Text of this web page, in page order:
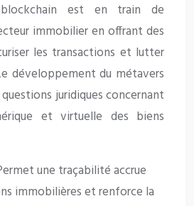
est en train de
immobilier en offrant des
les transactions et lutter
développement du métavers
juridiques concernant
et virtuelle des biens
une traçabilité accrue
immobilières et renforce la